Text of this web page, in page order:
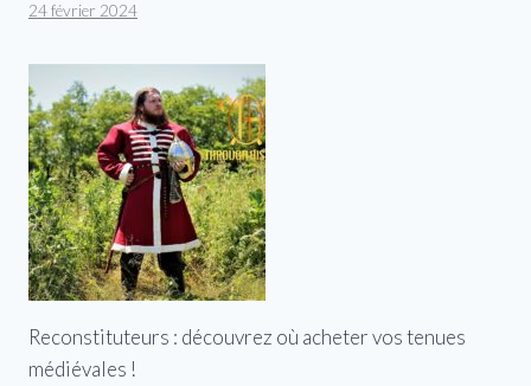
24 février 2024
Reconstituteurs : découvrez où acheter vos tenues
médiévales !